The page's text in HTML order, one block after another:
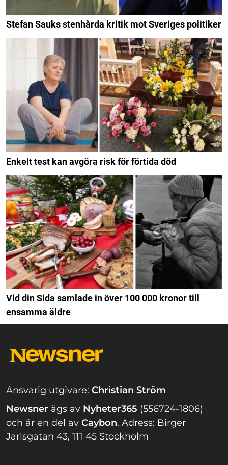
Stefan Sauks stenhårda kritik mot Sveriges politiker
Enkelt test kan avgöra risk för förtida död
Vid din Sida samlade in över 100 000 kronor till
ensamma äldre
Ansvarig utgivare: Christian Ström
Newsner ägs av Nyheter365 (556724-1806)
och är en del av Caybon. Adress: Birger
Jarlsgatan 43, 111 45 Stockholm